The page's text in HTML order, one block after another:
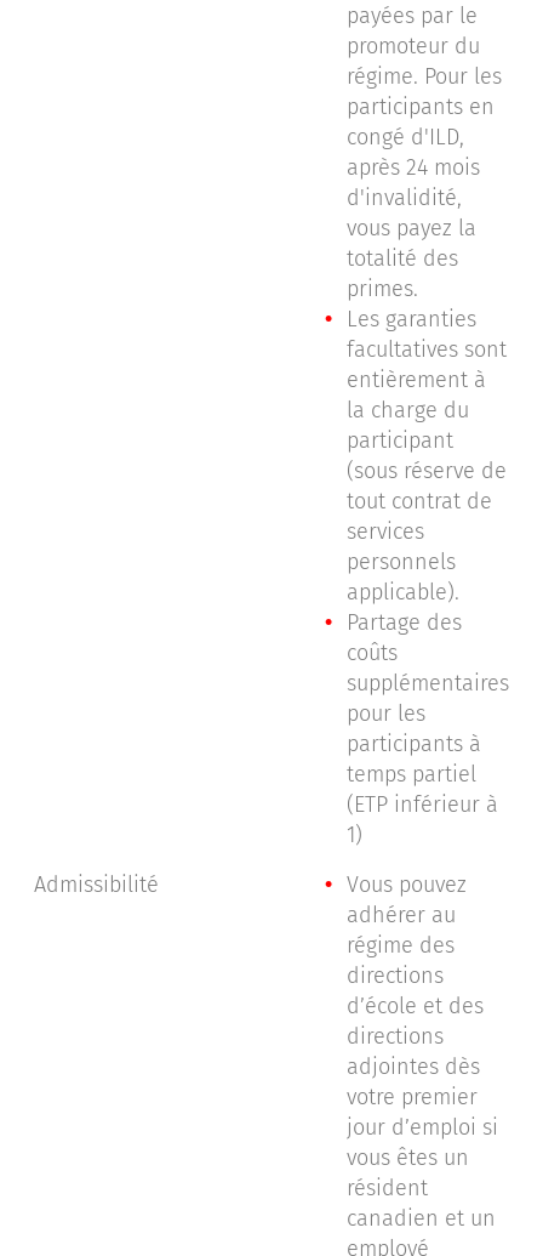
payées par le
promoteur du
régime. Pour les
participants en
congé d'ILD,
après 24 mois
d'invalidité,
vous payez la
totalité des
primes.
Les garanties
facultatives sont
entièrement à
la charge du
participant
(sous réserve de
tout contrat de
services
personnels
applicable).
Partage des
coûts
supplémentaires
pour les
participants à
temps partiel
(ETP inférieur à
1)
Admissibilité
Vous pouvez
adhérer au
régime des
directions
d’école et des
directions
adjointes dès
votre premier
jour d’emploi si
vous êtes un
résident
canadien et un
employé